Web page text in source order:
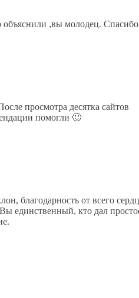
объяснили ,вы молодец.
просмотра десятка сайтов
помогли 🙂
благодарность от всего
единственный, кто дал